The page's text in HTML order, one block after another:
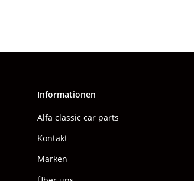
Informationen
Alfa classic car parts
Kontakt
Marken